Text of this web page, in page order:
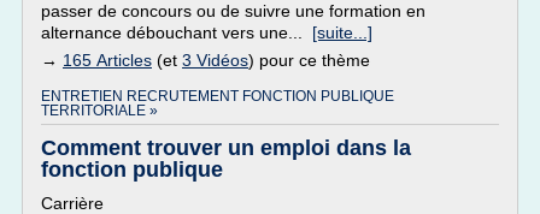
passer de concours ou de suivre une formation en
alternance débouchant vers une... [suite...]
→ 165 Articles (et 3 Vidéos) pour ce thème
ENTRETIEN RECRUTEMENT FONCTION PUBLIQUE
TERRITORIALE »
Comment trouver un emploi dans la
fonction publique
Carrière